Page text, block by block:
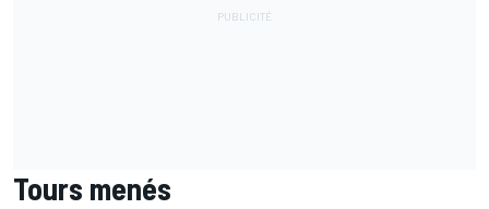
Tours menés